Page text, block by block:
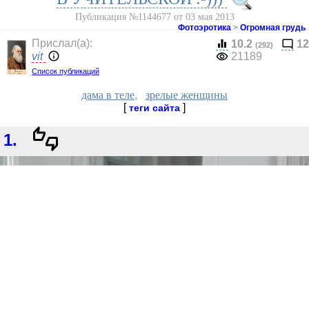
Публикация №1144677 от 03 мая 2013
Фотоэротика > Огромная грудь
Прислал(a):
vit
Список публикаций
10.2 (292)
12
21189
дама в теле, зрелые женщины
[теги сайта ]
1.